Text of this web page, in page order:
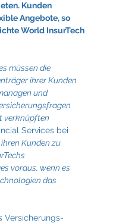
Frigologo GGW Gruber
Kunden
Angebote, so
World InsurTech
müssen die
ihrer Kunden
und
verknüpften
Services bei
Kunden zu
voraus, wenn es
das
Versicherungs-